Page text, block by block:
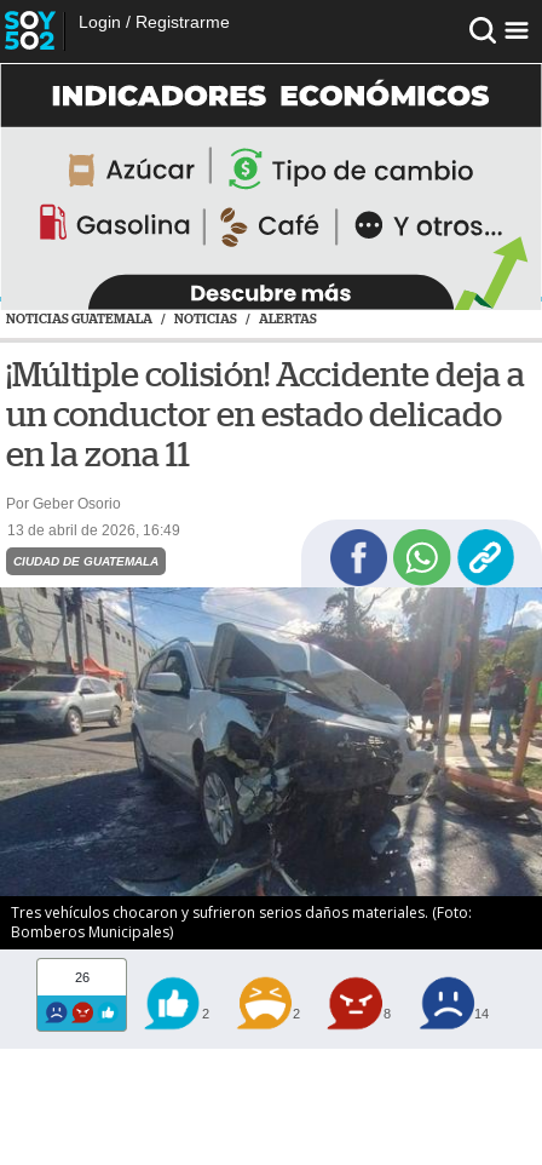
Login / Registrarme
NOTICIAS GUATEMALA / NOTICIAS / ALERTAS
¡Múltiple colisión! Accidente deja a
un conductor en estado delicado
en la zona 11
Por Geber Osorio
13 de abril de 2026, 16:49
CIUDAD DE GUATEMALA
Tres vehículos chocaron y sufrieron serios daños materiales. (Foto:
Bomberos Municipales)
26
2 2 8 14